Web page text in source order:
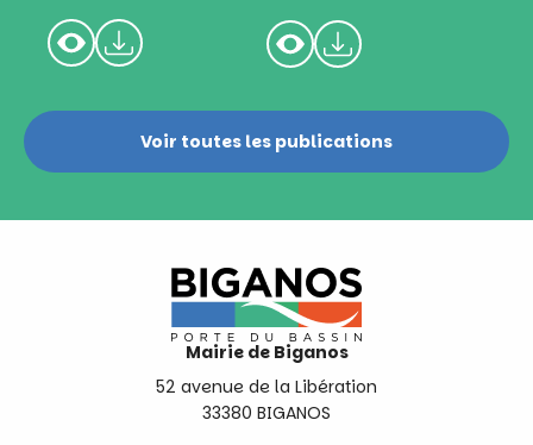
Voir toutes les publications
Mairie de Biganos
52 avenue de la Libération
33380 BIGANOS